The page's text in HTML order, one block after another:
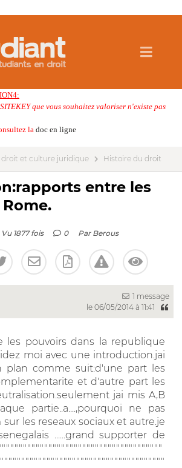
que vous souhaitez valoriser n'existe pas
la doc en ligne
droit et culture juridique Histoire du droit
entre les
Vu 1877 fois 0 Par Berous
1 message
le 06/05/2014 à 11:41
les pouvoirs dans la republique
moi avec une introduction.jai
plan comme suit:d'une part les
et d'autre part les
jai mis A,B
partie..a....,pourquoi ne pas
les reseaux sociaux et autre.je
......grand supporter de